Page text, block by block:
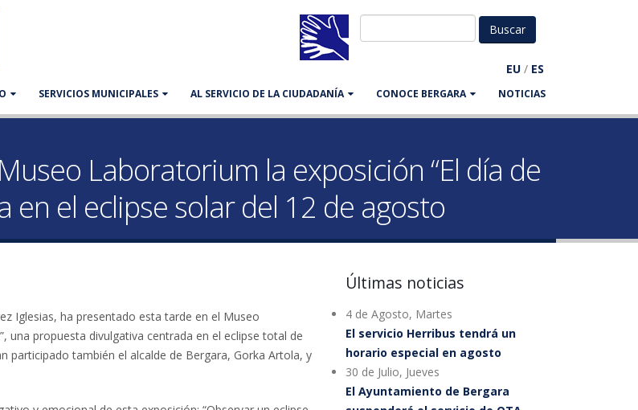
EU / ES
SERVICIOS MUNICIPALES AL SERVICIO DE LA CIUDADANÍA CONOCE BERGARA NOTICIAS
Laboratorium la exposición “El día de
en el eclipse solar del 12 de agosto
Iglesias, ha presentado esta tarde en el Museo
una propuesta divulgativa centrada en el eclipse total de
participado también el alcalde de Bergara, Gorka Artola, y
Últimas noticias
4 de Agosto, Martes
El servicio Herribus tendrá un
horario especial en agosto
30 de Julio, Jueves
El Ayuntamiento de Bergara